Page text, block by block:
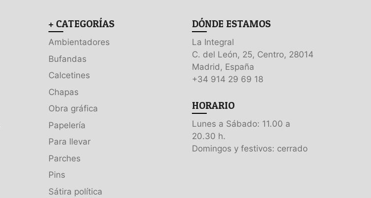
+ CATEGORÍAS
Ambientadores
Bufandas
Calcetines
Chapas
Obra gráfica
Papelería
Para llevar
Parches
Pins
Sátira política
DÓNDE ESTAMOS
La Integral
C. del León, 25, Centro, 28014
Madrid, España
+34 914 29 69 18
HORARIO
Lunes a Sábado: 11.00 a
20.30 h.
Domingos y festivos: cerrado